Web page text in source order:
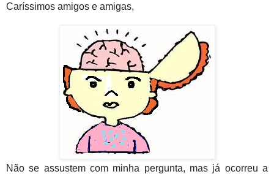
Caríssimos amigos e amigas,
Não se assustem com minha pergunta, mas já ocorreu a